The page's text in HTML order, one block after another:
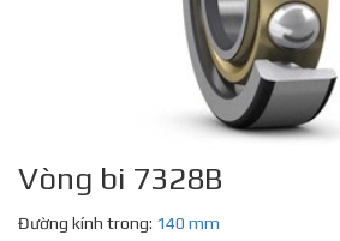
Vòng bi 7328B
Đường kính trong: 140 mm